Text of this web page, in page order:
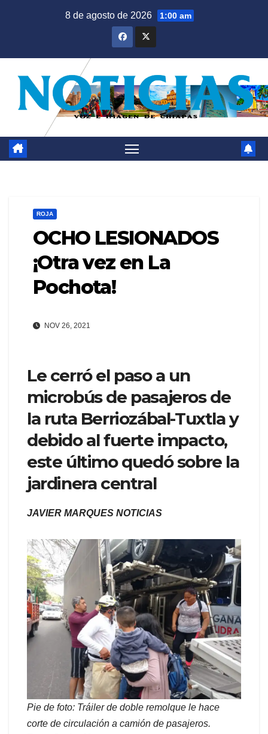
8 de agosto de 2026 1:00 am
ROJA
OCHO LESIONADOS
¡Otra vez en La
Pochota!
NOV 26, 2021
Le cerró el paso a un
microbús de pasajeros de
la ruta Berriozábal-Tuxtla y
debido al fuerte impacto,
este último quedó sobre la
jardinera central
JAVIER MARQUES NOTICIAS
Pie de foto: Tráiler de doble remolque le hace
corte de circulación a camión de pasajeros.